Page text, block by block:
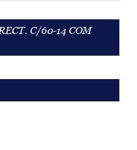
C/60-14 COM